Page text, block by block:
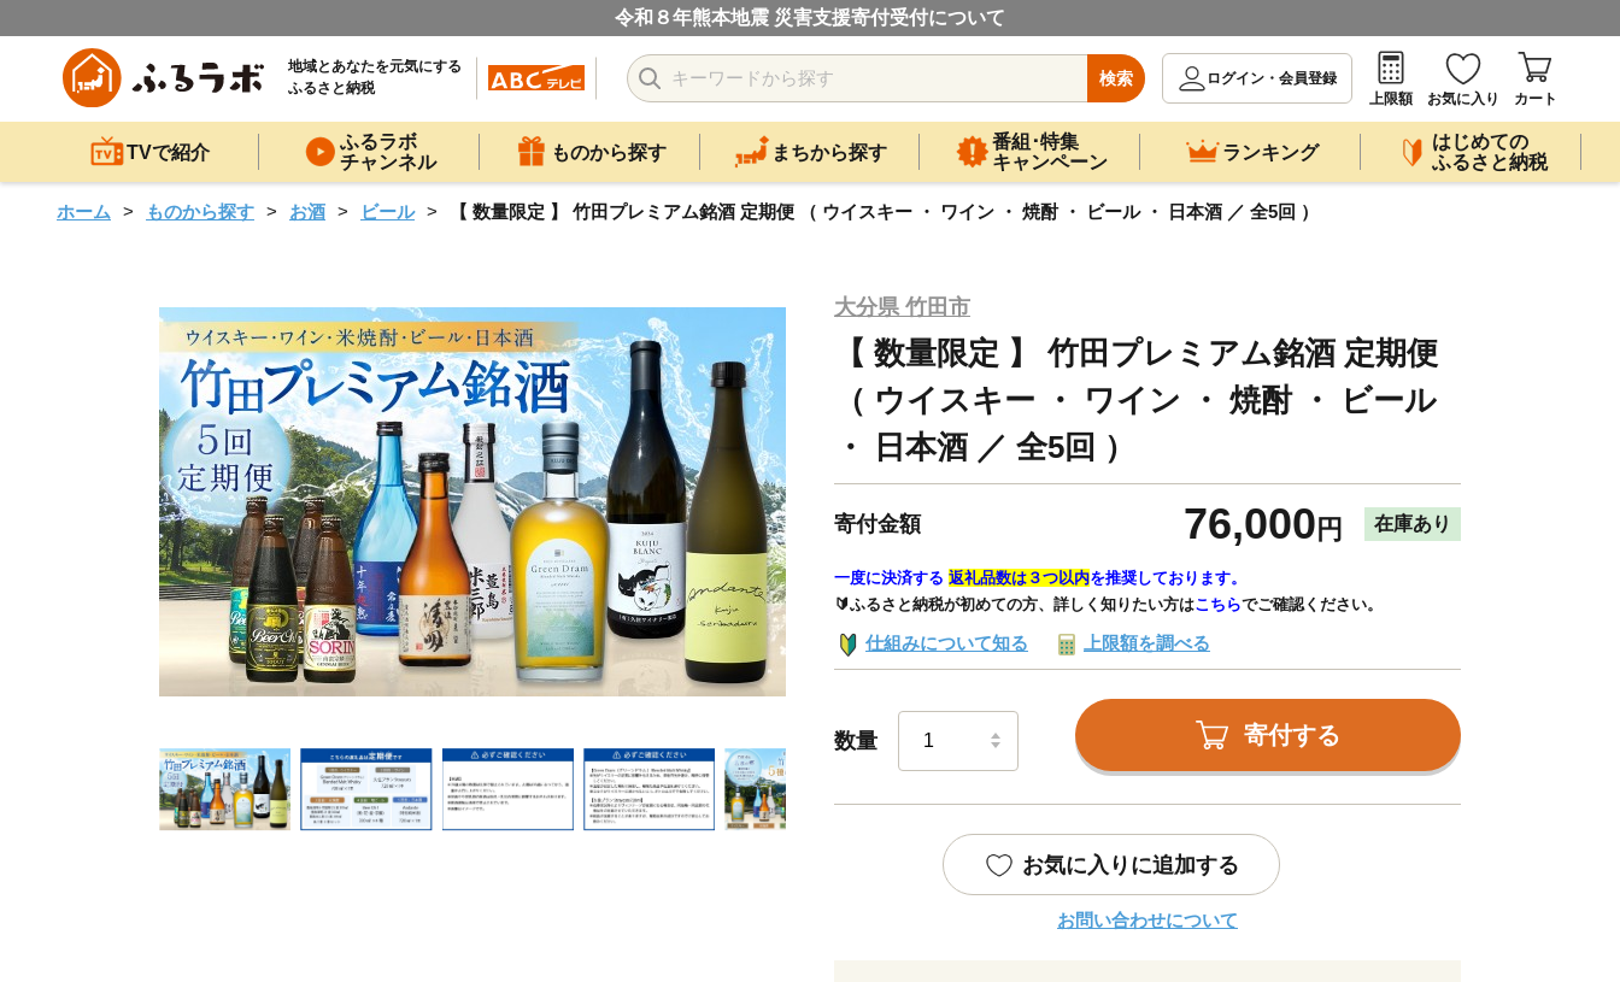
令和８年熊本地震 災害支援寄付受付について
地域とあなたを元気にする
ふるさと納税
検索
ログイン・会員登録
上限額
お気に入り カート
TVで紹介
ふるラボ
チャンネル
ものから探す まちから探す
番組･特集
キャンペーン
ランキング
はじめての
ふるさと納税
ホーム ものから探す お酒 ビール 【 数量限定 】 竹田プレミアム銘酒 定期便 （ ウイスキー ・ ワイン ・ 焼酎 ・ ビール ・ 日本酒 ／ 全5回 ）
大分県 竹田市
【 数量限定 】 竹田プレミアム銘酒 定期便
（ ウイスキー ・ ワイン ・ 焼酎 ・ ビール
・ 日本酒 ／ 全5回 ）
寄付金額 76,000 円 在庫あり
一度に決済する 返礼品数は３つ以内を推奨しております。
🔰ふるさと納税が初めての方、詳しく知りたい方はこちらでご確認ください。
仕組みについて知る 上限額を調べる
数量 寄付する
お気に入りに追加する
お問い合わせについて